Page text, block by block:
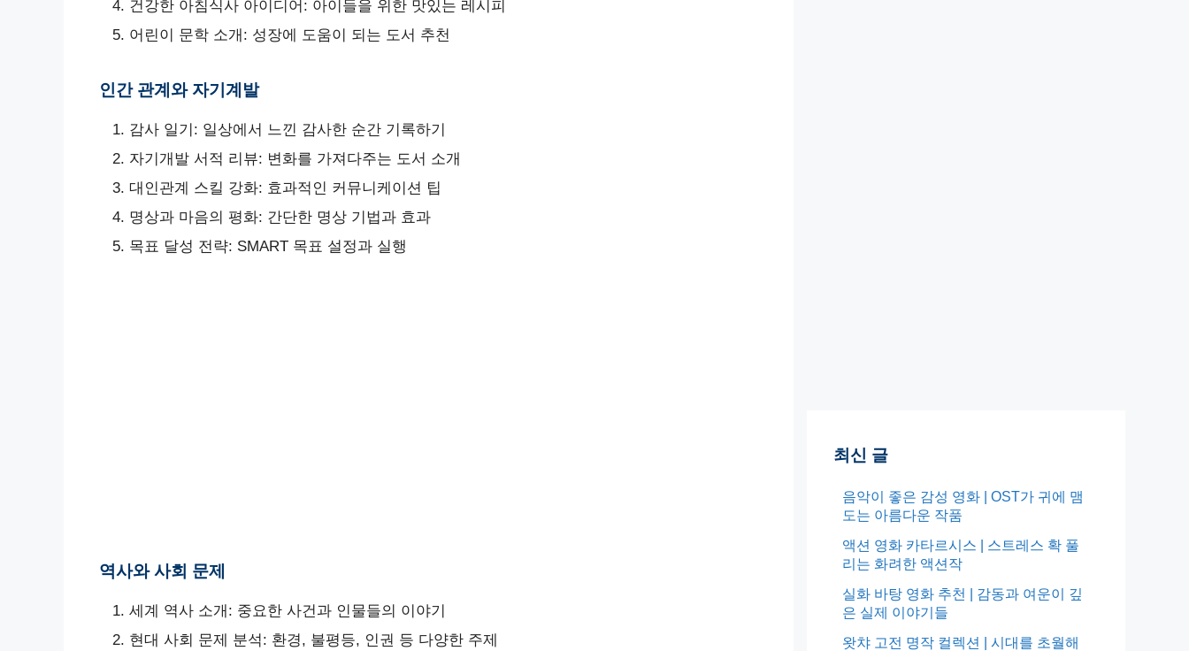
건강한 아침식사 아이디어: 아이들을 위한 맛있는 레시피
어린이 문학 소개: 성장에 도움이 되는 도서 추천
인간 관계와 자기계발
감사 일기: 일상에서 느낀 감사한 순간 기록하기
자기개발 서적 리뷰: 변화를 가져다주는 도서 소개
대인관계 스킬 강화: 효과적인 커뮤니케이션 팁
명상과 마음의 평화: 간단한 명상 기법과 효과
목표 달성 전략: SMART 목표 설정과 실행
역사와 사회 문제
세계 역사 소개: 중요한 사건과 인물들의 이야기
현대 사회 문제 분석: 환경, 불평등, 인권 등 다양한 주제
최신 글
음악이 좋은 감성 영화 | OST가 귀에 맴
도는 아름다운 작품
액션 영화 카타르시스 | 스트레스 확 풀
리는 화려한 액션작
실화 바탕 영화 추천 | 감동과 여운이 깊
은 실제 이야기들
왓챠 고전 명작 컬렉션 | 시대를 초월해